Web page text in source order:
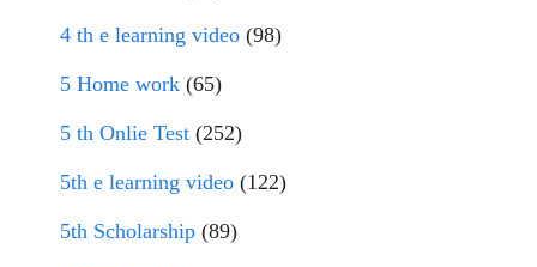
4 th e learning video (98)
5 Home work (65)
5 th Onlie Test (252)
5th e learning video (122)
5th Scholarship (89)